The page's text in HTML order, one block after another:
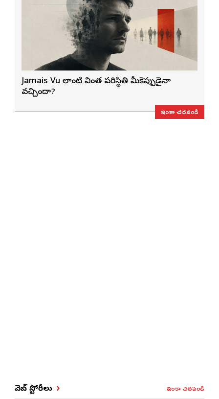
Jamais Vu లాంటి వింత పరిస్థితి మీకెప్పుడైనా
వచ్చిందా?
ఇంకా చదవండి
వెబ్ స్టోరీలు ఇంకా చదవండి